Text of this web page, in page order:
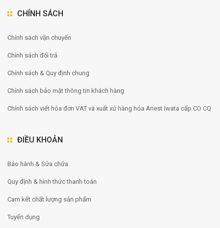
CHÍNH SÁCH
Chính sách vận chuyển
Chính sách đổi trả
Chính sách & Quy định chung
Chính sách bảo mật thông tin khách hàng
Chính sách viết hóa đơn VAT và xuất xứ hàng hóa Anest Iwata cấp CO CQ
ĐIỀU KHOẢN
Bảo hành & Sửa chữa
Quy định & hình thức thanh toán
Cam kết chất lượng sản phẩm
Tuyển dụng